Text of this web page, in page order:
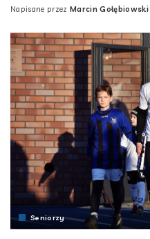
Posted
Napisane przez Marcin Gołębiowski
Seniorzy